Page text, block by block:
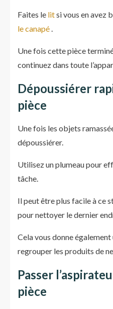
Faites le litsi vous en avez
le canapé.
Une fois cette pièce
continuez dans toute
Dépoussiérer
pièce
Une fois les objets
dépoussiérer.
Utilisez un plumeau pour
tâche.
Il peut être plus facile à ce
pour nettoyer le dernier
Cela vous donne
regrouper les produits de
Passer
pièce